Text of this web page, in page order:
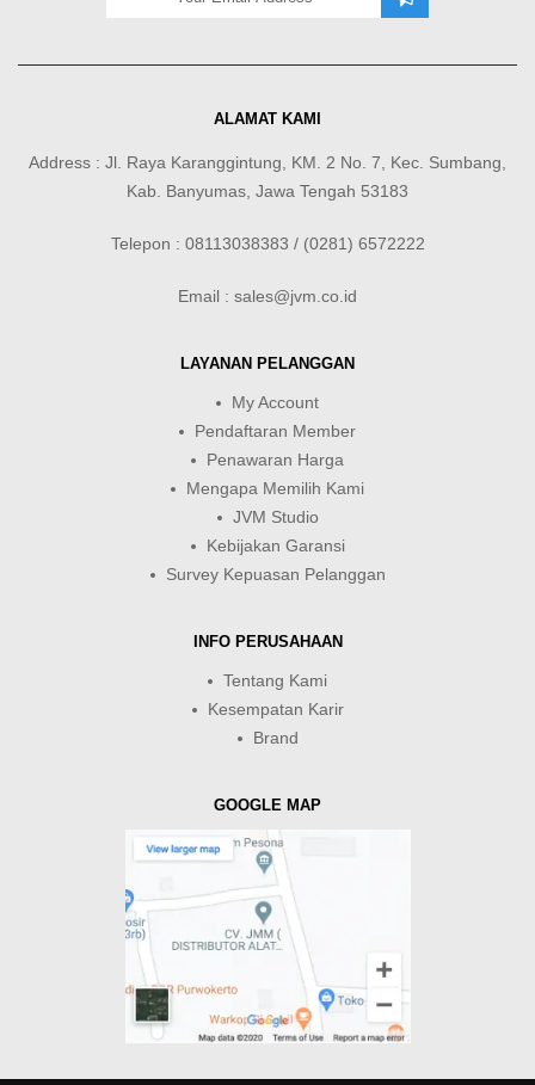
ALAMAT KAMI
Address : Jl. Raya Karanggintung, KM. 2 No. 7, Kec. Sumbang,
Kab. Banyumas, Jawa Tengah 53183
Telepon : 08113038383 / (0281) 6572222
Email : sales@jvm.co.id
LAYANAN PELANGGAN
My Account
Pendaftaran Member
Penawaran Harga
Mengapa Memilih Kami
JVM Studio
Kebijakan Garansi
Survey Kepuasan Pelanggan
INFO PERUSAHAAN
Tentang Kami
Kesempatan Karir
Brand
GOOGLE MAP